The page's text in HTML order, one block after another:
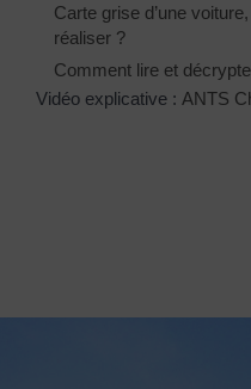
Carte grise d’une
réaliser ?
Comment lire et
Vidéo explicative : ANTS